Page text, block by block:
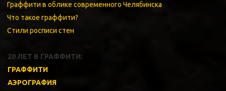
Граффити в облике современного Челябинска
Что такое граффити?
Стили росписи стен
20 ЛЕТ В ГРАФФИТИ:
ГРАФФИТИ
АЭРОГРАФИЯ